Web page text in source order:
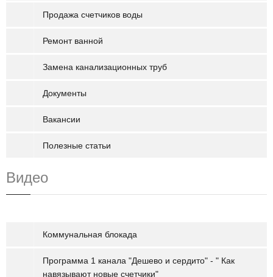
Продажа счетчиков воды
Ремонт ванной
Замена канализационных труб
Документы
Вакансии
Полезные статьи
Видео
Коммунальная блокада
Программа 1 канала "Дешево и сердито" - " Как
навязывают новые счетчики"